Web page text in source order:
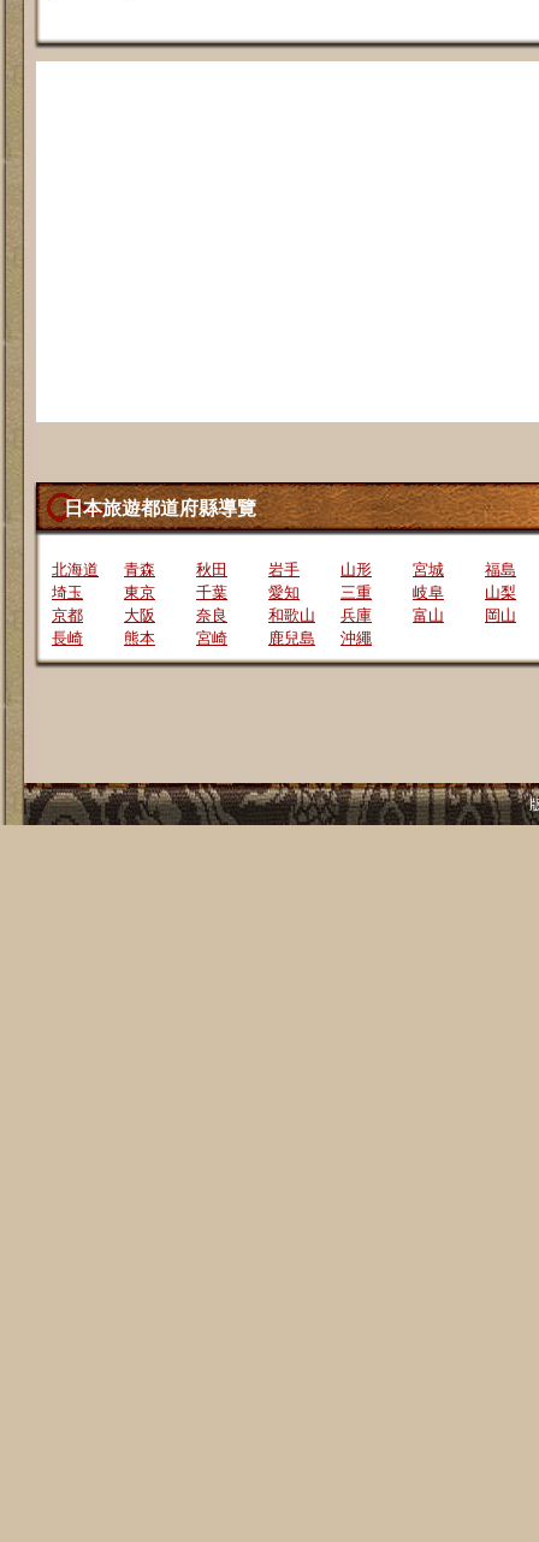
日本旅遊都道府縣導覽
北海道 青森 秋田 岩手 山形 宮城
福島
埼玉
東京 千葉 愛知 三重 岐阜
山梨
京都
大阪 奈良 和歌山 兵庫 富山
岡山
長崎
熊本 宮崎 鹿兒島 沖繩